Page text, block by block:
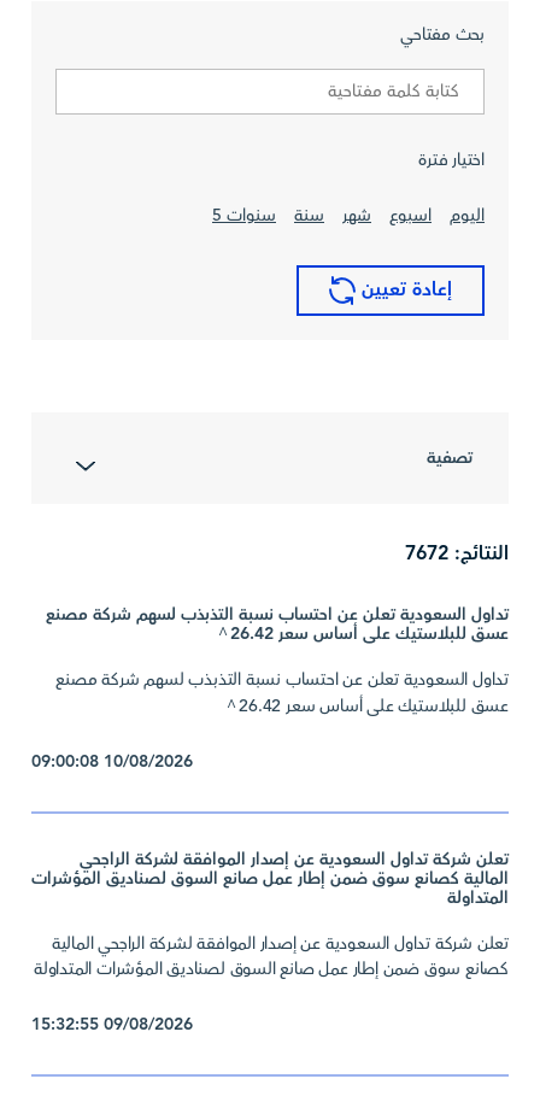
بحث مفتاحي
اختيار فترة
اليوم اسبوع شهر سنة سنوات 5
إعادة تعيين
تصفية
النتائج: 7672
تداول السعودية تعلن عن احتساب نسبة التذبذب لسهم شركة مصنع
عسق للبلاستيك على أساس سعر 26.42 ^
تداول السعودية تعلن عن احتساب نسبة التذبذب لسهم شركة مصنع
عسق للبلاستيك على أساس سعر 26.42
^
10/08/2026 09:00:08
تعلن شركة تداول السعودية عن إصدار الموافقة لشركة الراجحي
المالية كصانع سوق ضمن إطار عمل صانع السوق لصناديق المؤشرات
المتداولة
تعلن شركة تداول السعودية عن إصدار الموافقة لشركة الراجحي المالية
كصانع سوق ضمن إطار عمل صانع السوق لصناديق المؤشرات المتداولة
09/08/2026 15:32:55